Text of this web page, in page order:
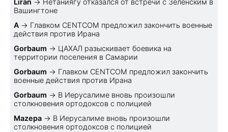
Liran → Нетаниягу отказался от встречи с Зеленским в
Вашингтоне
A → Главком CENTCOM предложил закончить военные
действия против Ирана
Gorbaum → ЦАХАЛ разыскивает боевика на
территории поселения в Самарии
Gorbaum → Главком CENTCOM предложил закончить
военные действия против Ирана
Gorbaum → В Иерусалиме вновь произошли
столкновения ортодоксов с полицией
Mazepa → В Иерусалиме вновь произошли
столкновения ортодоксов с полицией